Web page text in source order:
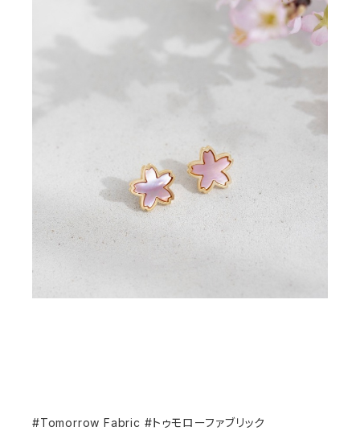
#Tomorrow Fabric #トゥモローファブリック